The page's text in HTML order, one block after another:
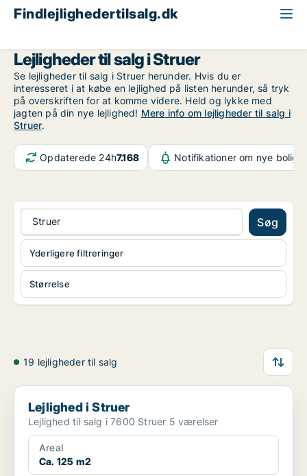
Findlejlighedertilsalg.dk
Lejligheder til salg i Struer
Se lejligheder til salg i Struer herunder. Hvis du er
interesseret i at købe en lejlighed på listen herunder, så tryk
på overskriften for at komme videre. Held og lykke med
jagten på din nye lejlighed! Mere info om lejligheder til salg i
Struer.
Opdaterede 24h7.168 Notifikationer om nye boliger
Struer Søg
Størrelse
Yderligere filtreringer
19 lejligheder til salg
Lejlighed i Struer
Lejlighed i Struer
Lejlighed til salg i 7600 Struer 5 værelser
Areal
Ca. 125 m2